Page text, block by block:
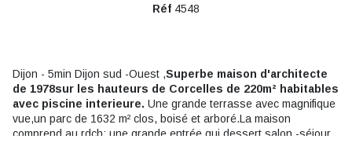
Réf 4548
Dijon - 5min Dijon sud -Ouest ,Superbe maison d'architecte
de 1978sur les hauteurs de Corcelles de 220m² habitables
avec piscine interieure. Une grande terrasse avec magnifique
vue,un parc de 1632 m² clos, boisé et arboré.La maison
comprend au rdch: une grande entrée qui dessert salon -séjour